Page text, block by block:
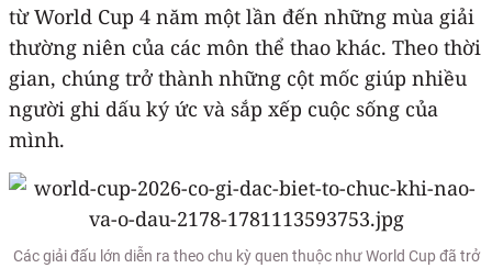
từ World Cup 4 năm một lần đến những mùa giải
thường niên của các môn thể thao khác. Theo thời
gian, chúng trở thành những cột mốc giúp nhiều
người ghi dấu ký ức và sắp xếp cuộc sống của
mình.
Các giải đấu lớn diễn ra theo chu kỳ quen thuộc như World Cup đã trở